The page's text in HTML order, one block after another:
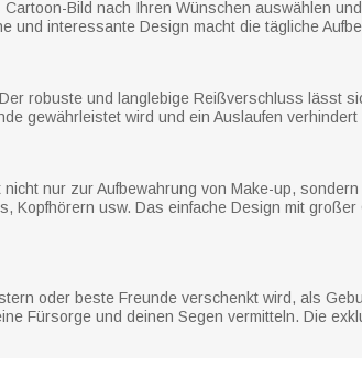
Bild nach Ihren Wünschen auswählen
und interessante Design macht die tägliche
robuste und langlebige Reißverschluss lässt
gewährleistet wird und ein Auslaufen verhindert
nur zur Aufbewahrung von Make-up,
Kopfhörern usw. Das einfache Design mit
oder beste Freunde verschenkt wird, als
Fürsorge und deinen Segen vermitteln. Die